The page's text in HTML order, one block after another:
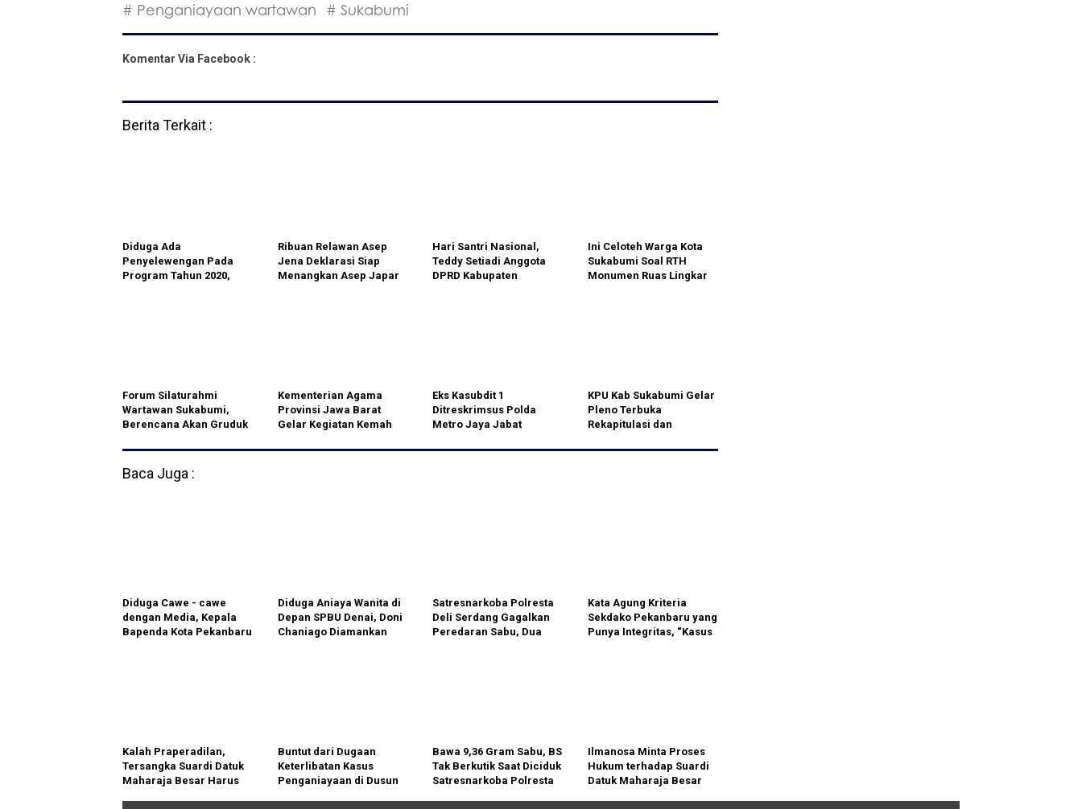
# Penganiayaan wartawan # Sukabumi
Komentar Via Facebook :
Berita Terkait :
Diduga Ada
Penyelewengan Pada
Program Tahun 2020,
Ribuan Relawan Asep
Jena Deklarasi Siap
Menangkan Asep Japar
Hari Santri Nasional,
Teddy Setiadi Anggota
DPRD Kabupaten
Ini Celoteh Warga Kota
Sukabumi Soal RTH
Monumen Ruas Lingkar
Forum Silaturahmi
Wartawan Sukabumi,
Berencana Akan Gruduk
Penyebabnya
Kementerian Agama
Provinsi Jawa Barat
Gelar Kegiatan Kemah
III tahun 2024
Eks Kasubdit 1
Ditreskrimsus Polda
Metro Jaya Jabat
KPU Kab Sukabumi Gelar
Pleno Terbuka
Rekapitulasi dan
Baca Juga :
Diduga Cawe - cawe
dengan Media, Kepala
Bapenda Kota Pekanbaru
Diduga Aniaya Wanita di
Depan SPBU Denai, Doni
Chaniago Diamankan
Satresnarkoba Polresta
Deli Serdang Gagalkan
Peredaran Sabu, Dua
Kata Agung Kriteria
Sekdako Pekanbaru yang
Punya Integritas, “Kasus
Kalah Praperadilan,
Tersangka Suardi Datuk
Maharaja Besar Harus
Buntut dari Dugaan
Keterlibatan Kasus
Penganiayaan di Dusun
Bawa 9,36 Gram Sabu, BS
Tak Berkutik Saat Diciduk
Satresnarkoba Polresta
Ilmanosa Minta Proses
Hukum terhadap Suardi
Datuk Maharaja Besar